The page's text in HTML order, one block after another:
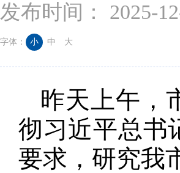
发布时间： 2025-
字体： 小 中 大
昨天上午，
彻习近平总书
要求，研究我